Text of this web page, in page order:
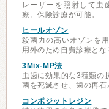
レーザーを照射して虫
療。保険診療が可能。
ヒールオゾン
殺菌力の高いオゾンを
用外のため自費診療とな
3Mix-MP法
虫歯に効果的な3種類の
菌を死滅させ、歯の再石
コンポジットレジン